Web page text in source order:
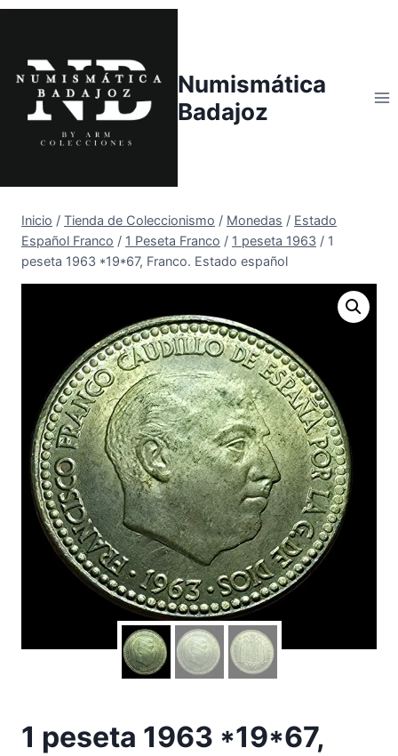
Saltar
contenido
Numismática
Badajoz
Inicio / Tienda de Coleccionismo / Monedas / Estado
Español Franco / 1 Peseta Franco / 1 peseta 1963 / 1
peseta 1963 *19*67, Franco. Estado español
1 peseta 1963 *19*67,